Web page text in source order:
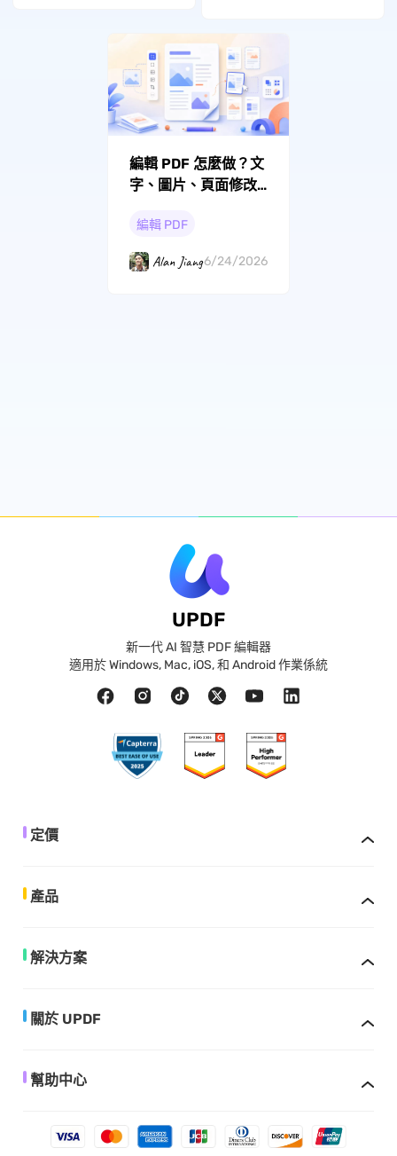
編輯 PDF 怎麼做？文
字、圖片、頁面修改
編輯 PDF
Alan Jiang6/24/2026
UPDF
新一代 AI 智慧 PDF 編輯器
適用於 Windows, Mac, iOS, 和 Android 作業係統
定價
產品
解決方案
關於 UPDF
幫助中心